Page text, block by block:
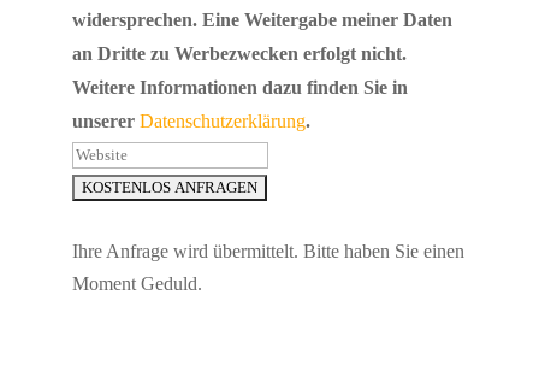
widersprechen. Eine Weitergabe meiner Daten
an Dritte zu Werbezwecken erfolgt nicht.
Weitere Informationen dazu finden Sie in
unserer Datenschutzerklärung.
Ihre Anfrage wird übermittelt. Bitte haben Sie einen
Moment Geduld.